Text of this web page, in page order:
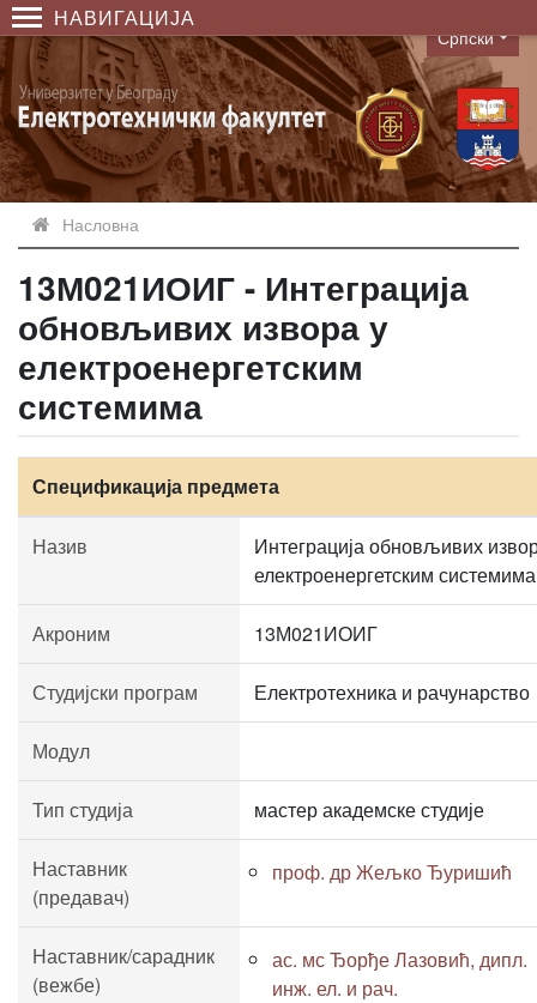
НАВИГАЦИЈА
Language
Српски
Насловна
13М021ИОИГ - Интеграција
обновљивих извора у
електроенергетским
системима
Спецификација предмета
Назив
Интеграција обновљивих
електроенергетским системима
Акроним 13М021ИОИГ
Студијски програм Електротехника и рачунарство
Модул
Тип студија мастер академске студије
Наставник
(предавач)
проф. др Жељко Ђуришић
Наставник/сарадник
(вежбе)
ас. мс Ђорђе Лазовић, дипл.
инж. ел. и рач.